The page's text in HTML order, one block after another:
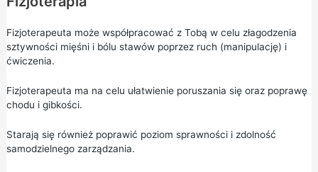
Fizjoterapeuta może współpracować z Tobą w celu złagodzenia
sztywności mięśni i bólu stawów poprzez ruch (manipulację) i
ćwiczenia.
Fizjoterapeuta ma na celu ułatwienie poruszania się oraz poprawę
chodu i gibkości.
Starają się również poprawić poziom sprawności i zdolność
samodzielnego zarządzania.